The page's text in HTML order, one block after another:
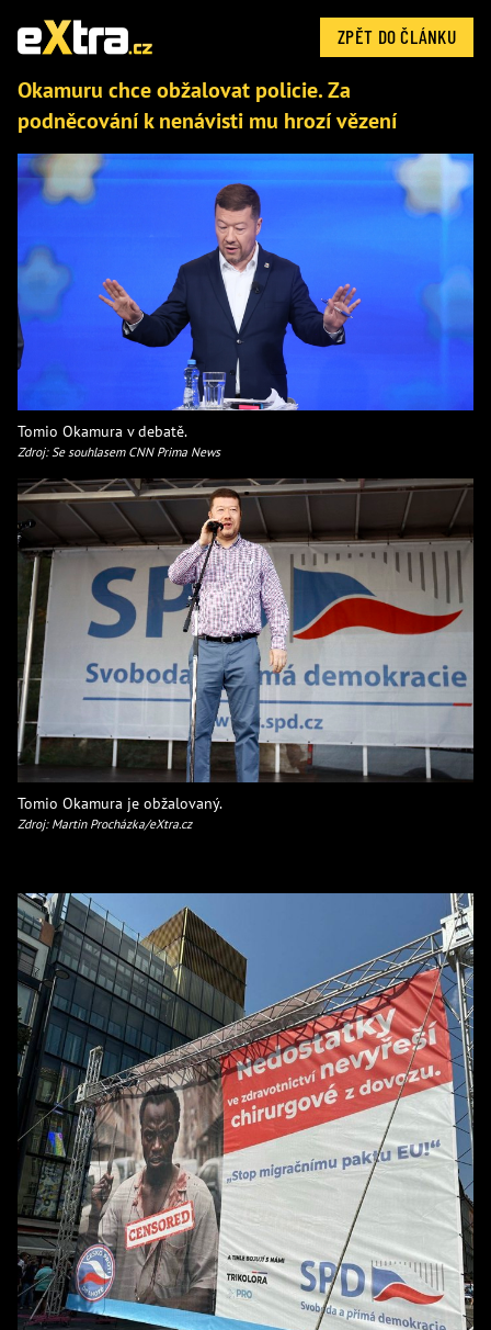
ZPĚT DO ČLÁNKU
Okamuru chce obžalovat policie. Za
podněcování k nenávisti mu hrozí vězení
Tomio Okamura v debatě.
Zdroj: Se souhlasem CNN Prima News
Tomio Okamura je obžalovaný.
Zdroj: Martin Procházka/eXtra.cz